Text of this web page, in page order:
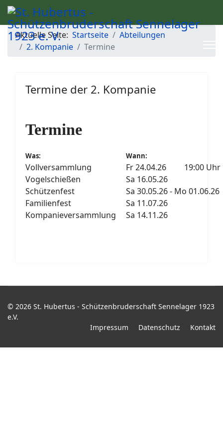
Aktuelle Seite: Startseite
Abteilungen
2. Kompanie
Termine
Termine der 2. Kompanie
Termine
Was: Wann:
Vollversammlung
Fr 24.04.26 19:00 Uhr
Vogelschießen
Sa 16.05.26
Schützenfest
Sa 30.05.26 - Mo 01.06.26
Familienfest
Sa 11.07.26
Kompanieversammlung
Sa 14.11.26
© 2026 St. Hubertus - Schützenbruderschaft Sennelager 1923
e.V.
Impressum
Datenschutz Kontakt